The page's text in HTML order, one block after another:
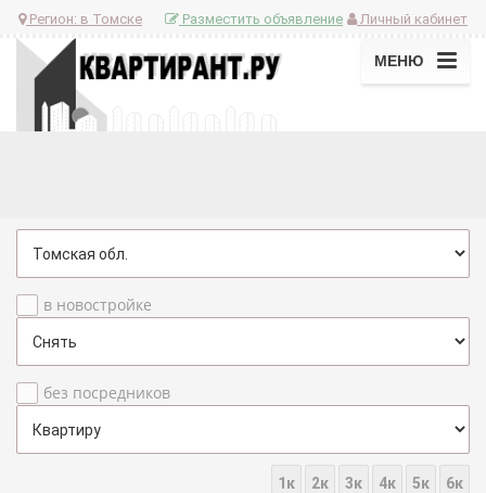
Регион: в Томске Личный кабинет
Разместить объявление
МЕНЮ
в новостройке
без посредников
1к 2к 3к 4к 5к 6к